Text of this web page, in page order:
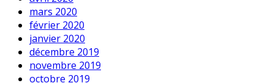
mars 2020
février 2020
janvier 2020
décembre 2019
novembre 2019
octobre 2019